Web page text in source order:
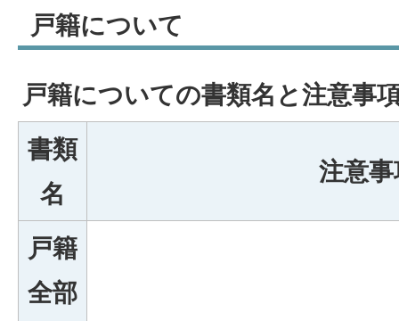
戸籍について
戸籍についての書類名と注意事
書類
名
注意
戸籍
全部